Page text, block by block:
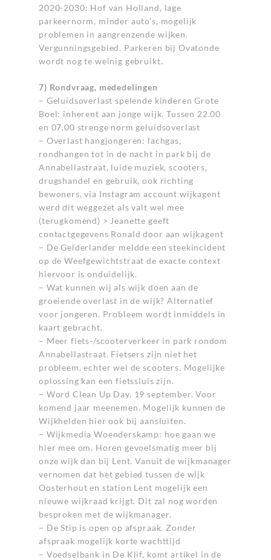
2020-2030: Hof van Holland, lage
parkeernorm, minder auto’s, mogelijk
problemen in aangrenzende wijken.
Vergunningsgebied. Parkeren bij Ovatonde
wordt nog te weinig gebruikt.
7) Rondvraag, mededelingen
– Geluidsoverlast spelende kinderen Grote
Boel: inherent aan jonge wijk. Tussen 22.00
en 07.00 strenge norm geluidsoverlast
– Overlast hangjongeren: lachgas,
rondhangen tot in de nacht in park bij de
Annabellastraat, luide muziek, scooters,
drugshandel en gebruik, ook richting
bewoners, via Instagram account wijkagent
werd dit weggezet als valt wel mee
(terugkomend) > Jeanette geeft
contactgegevens Ronald door aan wijkagent
– De Gelderlander meldde een steekincident
op de Weefgewichtstraat de exacte context
hiervoor is onduidelijk.
– Wat kunnen wij als wijk doen aan de
groeiende overlast in de wijk? Alternatief
voor jongeren. Probleem wordt inmiddels in
kaart gebracht.
– Meer fiets-/scooterverkeer in park rondom
Annabellastraat. Fietsers zijn niet het
probleem, echter wel de scooters. Mogelijke
oplossing kan een fietssluis zijn.
– Word Clean Up Day, 19 september. Voor
komend jaar meenemen. Mogelijk kunnen de
Wijkhelden hier ook bij aansluiten.
– Wijkmedia Woenderskamp: hoe gaan we
hier mee om. Horen gevoelsmatig meer bij
onze wijk dan bij Lent. Vanuit de wijkmanager
vernomen dat het gebied tussen de wijk
Oosterhout en station Lent mogelijk een
nieuwe wijkraad krijgt. Dit zal nog worden
besproken met de wijkmanager.
– De Stip is open op afspraak. Zonder
afspraak mogelijk korte wachttijd
– Voedselbank in De Klif, komt artikel in de